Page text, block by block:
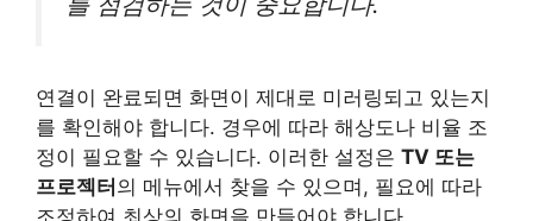
연결이 완료되면 화면이 제대로 미러링되고 있는지
를 확인해야 합니다. 경우에 따라 해상도나 비율 조
정이 필요할 수 있습니다. 이러한 설정은 TV 또는
프로젝터의 메뉴에서 찾을 수 있으며, 필요에 따라
조정하여 최상의 화면을 만들어야 합니다.